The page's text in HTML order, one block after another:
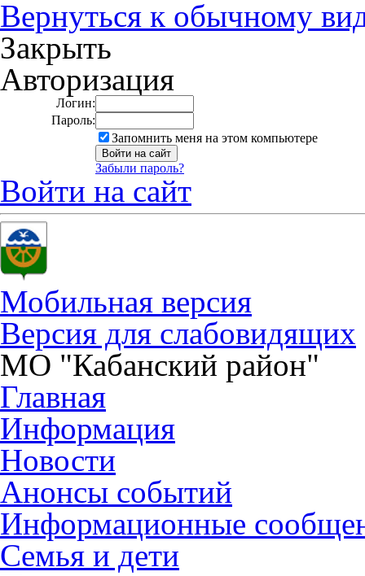
Вернуться к обычному
Закрыть
Авторизация
Логин:
Пароль:
Запомнить меня на этом компьютере
Забыли пароль?
Войти на сайт
Мобильная версия
Версия для слабовидящих
МО "Кабанский район"
Главная
Информация
Новости
Анонсы событий
Информационные
Семья и дети